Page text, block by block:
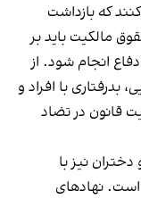
که بازداشت
مالکیت باید بر
انجام شود. از
بدرفتاری با افراد و
قانون در تضاد
نیز با
است. نهادهای